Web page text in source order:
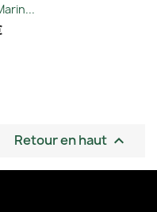
Retour en haut 